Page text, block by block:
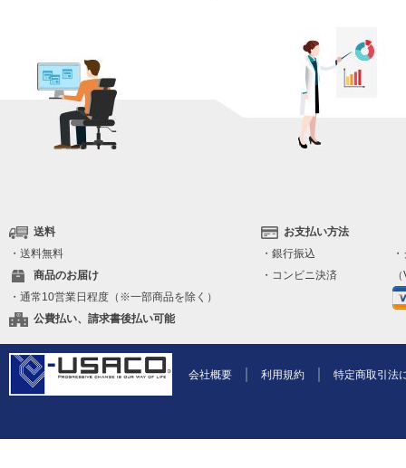
送料
・送料無料
商品のお届け
・通常10営業日程度（※一部商品を除く）
公費払い、請求書後払い可能
お支払い方法
・銀行振込
・コンビニ決済
会社概要 利用規約 特定商取引法